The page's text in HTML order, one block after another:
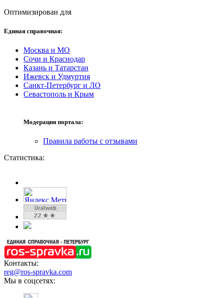
Оптимизирован для
Единая справочная:
Москва и МО
Сочи и Краснодар
Казань и Татарстан
Ижевск и Удмуртия
Санкт-Петербург и ЛО
Севастополь и Крым
Модерация портала:
Правила работы с отзывами
Статистика:
Контакты:
reg@ros-spravka.com
Мы в соцсетях: